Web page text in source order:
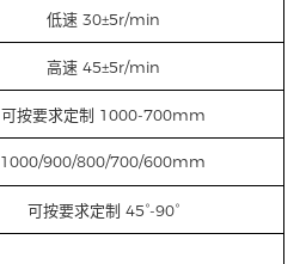
低速 30±5r/min
高速 45±5r/min
可按要求定制 1000-700mm
1000/900/800/700/600mm
可按要求定制 45°-90°